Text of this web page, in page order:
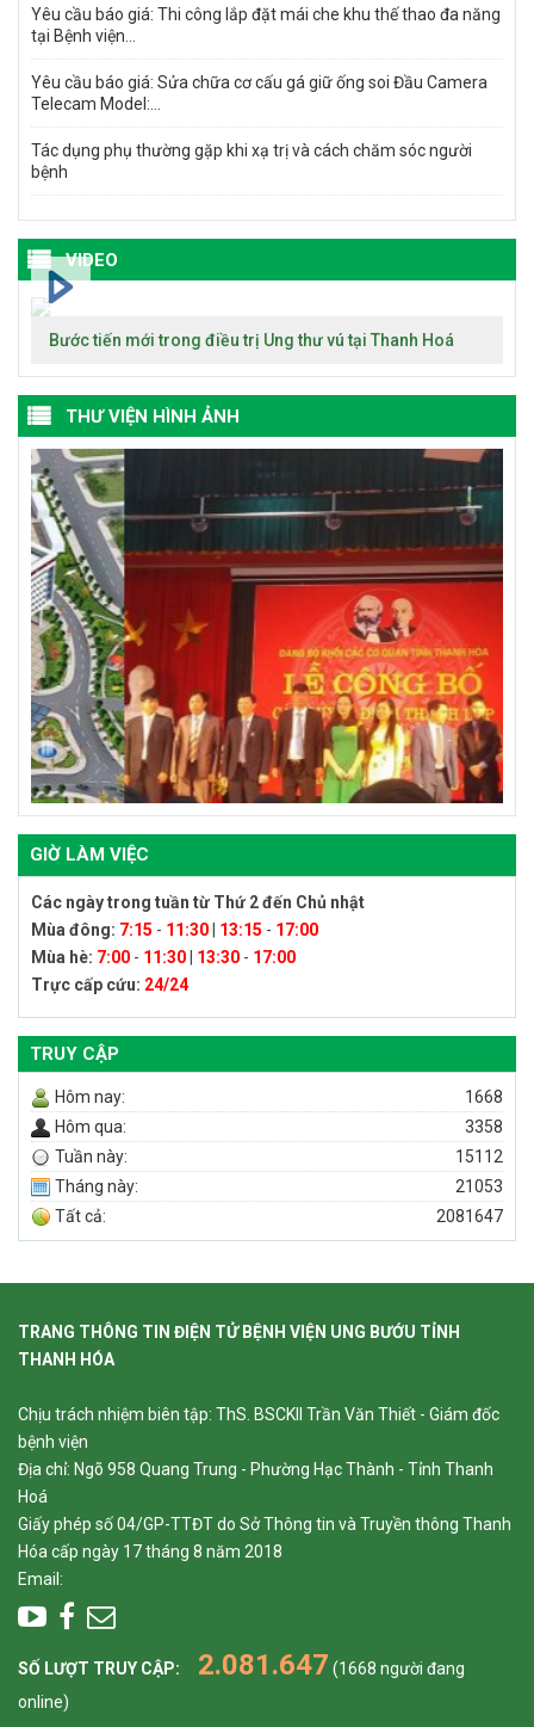
Yêu cầu báo giá: Thi công lắp đặt mái che khu thế thao đa năng
tại Bệnh viện...
Yêu cầu báo giá: Sửa chữa cơ cấu gá giữ ống soi Đầu Camera
Telecam Model:...
Tác dụng phụ thường gặp khi xạ trị và cách chăm sóc người
bệnh
VIDEO
Bước tiến mới trong điều trị Ung thư vú tại Thanh Hoá
THƯ VIỆN HÌNH ẢNH
GIỜ LÀM VIỆC
Các ngày trong tuần từ Thứ 2 đến Chủ nhật
Mùa đông: 7:15 - 11:30 13:15 - 17:00
Mùa hè: 7:00 - 11:30 13:30 - 17:00
Trực cấp cứu: 24/24
TRUY CẬP
Hôm nay:
1668
Hôm qua:
3358
Tuần này:
15112
Tháng này:
21053
Tất cả:
2081647
TRANG THÔNG TIN ĐIỆN TỬ BỆNH VIỆN UNG BƯỚU TỈNH
THANH HÓA
Chịu trách nhiệm biên tập: ThS. BSCKII Trần Văn Thiết - Giám đốc
bệnh viện
Địa chỉ: Ngõ 958 Quang Trung - Phường Hạc Thành - Tỉnh Thanh
Hoá
Giấy phép số 04/GP-TTĐT do Sở Thông tin và Truyền thông Thanh
Hóa cấp ngày 17 tháng 8 năm 2018
Email:
SỐ LƯỢT TRUY CẬP: 2.081.647 (1668 người đang
online)